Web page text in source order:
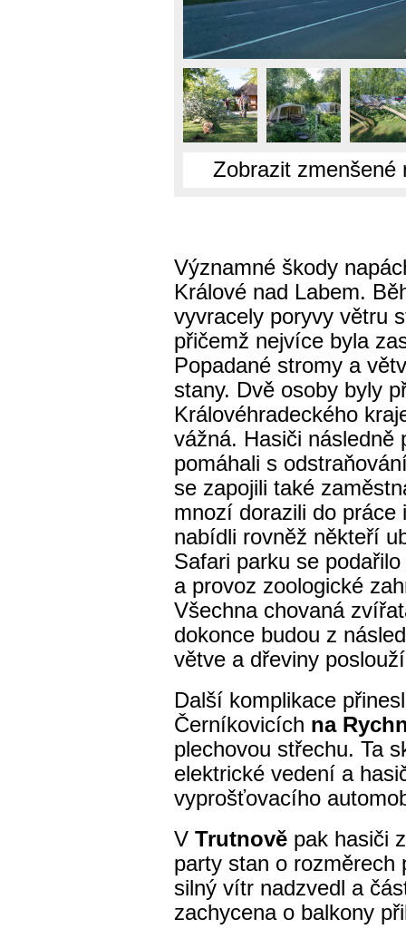
Zobrazit zmenšené
Významné škody
Králové nad Labem.
vyvracely poryvy větru
přičemž nejvíce byla
Popadané stromy a
stany. Dvě osoby byly
Královéhradeckého
vážná. Hasiči následně
pomáhali s
se zapojili také
mnozí dorazili do
nabídli rovněž někteří
Safari parku se
a provoz zoologické
Všechna chovaná
dokonce budou z
větve a dřeviny
Další komplikace
Černíkovicích na
plechovou střechu. Ta
elektrické vedení a
vyprošťovacího
V Trutnově pak hasiči
party stan o rozměrech
silný vítr nadzvedl a
zachycena o balkony